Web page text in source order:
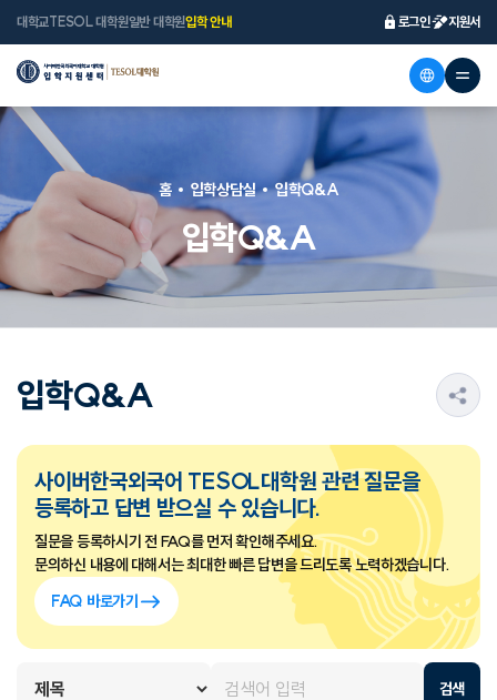
대학교TESOL 대학원일반 대학원입학 안내 로그인 지원서
입학Q&A
홈 입학상담실 입학Q&A
입학Q&A
사이버한국외국어 TESOL대학원 관련 질문을
등록하고 답변 받으실 수 있습니다.
질문을 등록하시기 전 FAQ를 먼저 확인해주세요.
문의하신 내용에 대해서는 최대한 빠른 답변을 드리도록 노력하겠습니다.
FAQ 바로가기
검색